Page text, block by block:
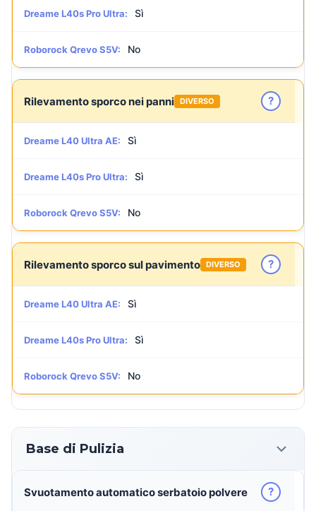
Dreame L40s Pro Ultra: Sì
Roborock Qrevo S5V: No
Rilevamento sporco nei panni DIVERSO ?
Dreame L40 Ultra AE: Sì
Dreame L40s Pro Ultra: Sì
Roborock Qrevo S5V: No
Rilevamento sporco sul pavimento DIVERSO ?
Dreame L40 Ultra AE: Sì
Dreame L40s Pro Ultra: Sì
Roborock Qrevo S5V: No
Base di Pulizia
Svuotamento automatico serbatoio polvere ?